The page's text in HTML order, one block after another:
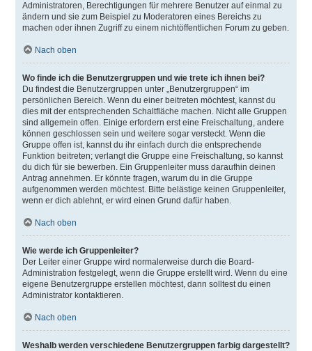
Administratoren, Berechtigungen für mehrere Benutzer auf einmal zu
ändern und sie zum Beispiel zu Moderatoren eines Bereichs zu
machen oder ihnen Zugriff zu einem nichtöffentlichen Forum zu geben.
Nach oben
Wo finde ich die Benutzergruppen und wie trete ich ihnen bei?
Du findest die Benutzergruppen unter „Benutzergruppen“ im
persönlichen Bereich. Wenn du einer beitreten möchtest, kannst du
dies mit der entsprechenden Schaltfläche machen. Nicht alle Gruppen
sind allgemein offen. Einige erfordern erst eine Freischaltung, andere
können geschlossen sein und weitere sogar versteckt. Wenn die
Gruppe offen ist, kannst du ihr einfach durch die entsprechende
Funktion beitreten; verlangt die Gruppe eine Freischaltung, so kannst
du dich für sie bewerben. Ein Gruppenleiter muss daraufhin deinen
Antrag annehmen. Er könnte fragen, warum du in die Gruppe
aufgenommen werden möchtest. Bitte belästige keinen Gruppenleiter,
wenn er dich ablehnt, er wird einen Grund dafür haben.
Nach oben
Wie werde ich Gruppenleiter?
Der Leiter einer Gruppe wird normalerweise durch die Board-
Administration festgelegt, wenn die Gruppe erstellt wird. Wenn du eine
eigene Benutzergruppe erstellen möchtest, dann solltest du einen
Administrator kontaktieren.
Nach oben
Weshalb werden verschiedene Benutzergruppen farbig dargestellt?